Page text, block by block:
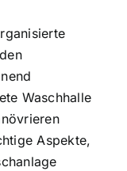
Waschhalle
Aspekte,